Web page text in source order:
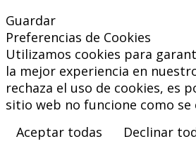
Guardar
Preferencias de Cookies
Utilizamos cookies para
la mejor experiencia en
rechaza el uso de cookies, es
sitio web no funcione como se
Aceptar todas
Declinar